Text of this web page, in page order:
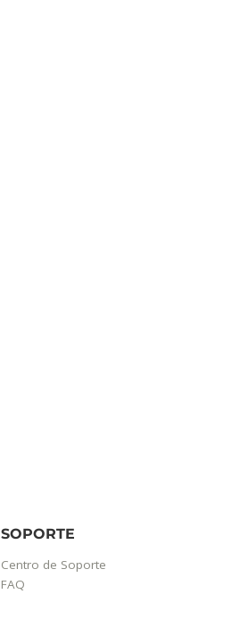
SOPORTE
Centro de Soporte
FAQ